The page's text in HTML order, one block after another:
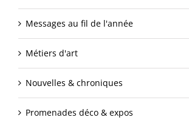
Messages au fil de l'année
Métiers d'art
Nouvelles & chroniques
Promenades déco & expos